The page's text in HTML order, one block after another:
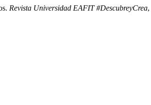
Revista Universidad EAFIT #DescubreyCrea,